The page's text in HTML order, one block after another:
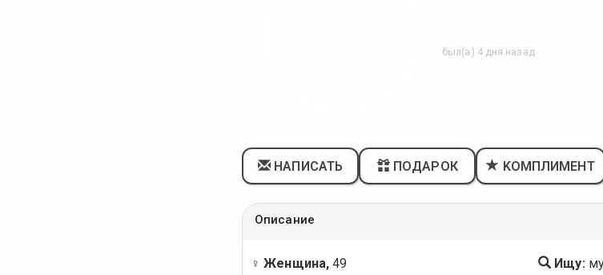
был(а) 4 дня назад
НАПИСАТЬ ПОДАРОК KОМПЛИМЕНТ
Описание
♀ Женщина, 49 Ищу: